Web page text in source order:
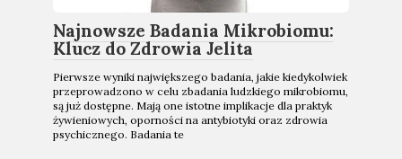
Najnowsze Badania Mikrobiomu:
Klucz do Zdrowia Jelita
Pierwsze wyniki największego badania, jakie kiedykolwiek
przeprowadzono w celu zbadania ludzkiego mikrobiomu,
są już dostępne. Mają one istotne implikacje dla praktyk
żywieniowych, oporności na antybiotyki oraz zdrowia
psychicznego. Badania te